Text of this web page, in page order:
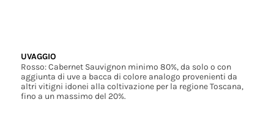
UVAGGIO
Rosso: Cabernet Sauvignon minimo 80%, da solo o con
aggiunta di uve a bacca di colore analogo provenienti da
altri vitigni idonei alla coltivazione per la regione Toscana,
fino a un massimo del 20%.